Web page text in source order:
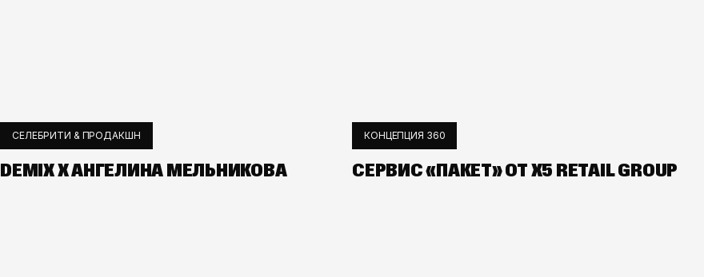
СЕЛЕБРИТИ & ПРОДАКШН
DEMIX X АНГЕЛИНА МЕЛЬНИКОВА
КОНЦЕПЦИЯ 360
СЕРВИС «ПАКЕТ» ОТ X5 RETAIL GROUP